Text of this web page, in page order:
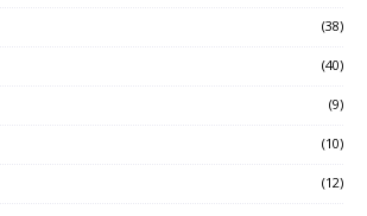
(38)
(40)
(9)
(10)
(12)